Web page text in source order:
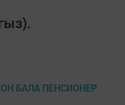
БАЛА ПЕНСИОНЕР